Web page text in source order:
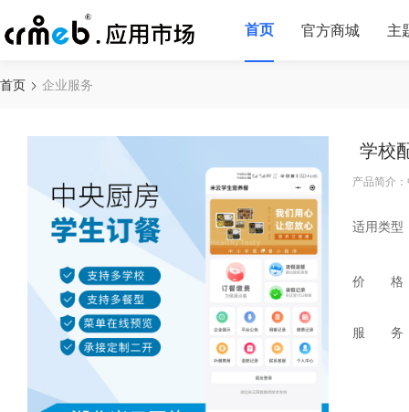
首页 官方商城 主
首页 企业服务
学校
产品简介
适用类型
价 格
服 务